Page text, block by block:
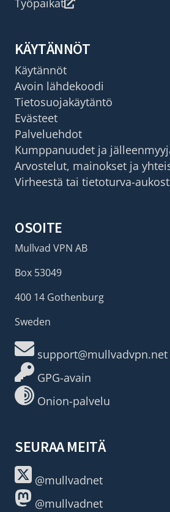
Työpaikat
KÄYTÄNNÖT
Käytännöt
Avoin lähdekoodi
Tietosuojakäytäntö
Evästeet
Palveluehdot
Kumppanuudet ja
Arvostelut, mainokset ja
Virheestä tai tietoturva-
OSOITE
Mullvad VPN AB
Box 53049
400 14 Gothenburg
Sweden
support@mullvadvpn.net
GPG-avain
Onion-palvelu
SEURAA MEITÄ
@mullvadnet
@mullvadnet